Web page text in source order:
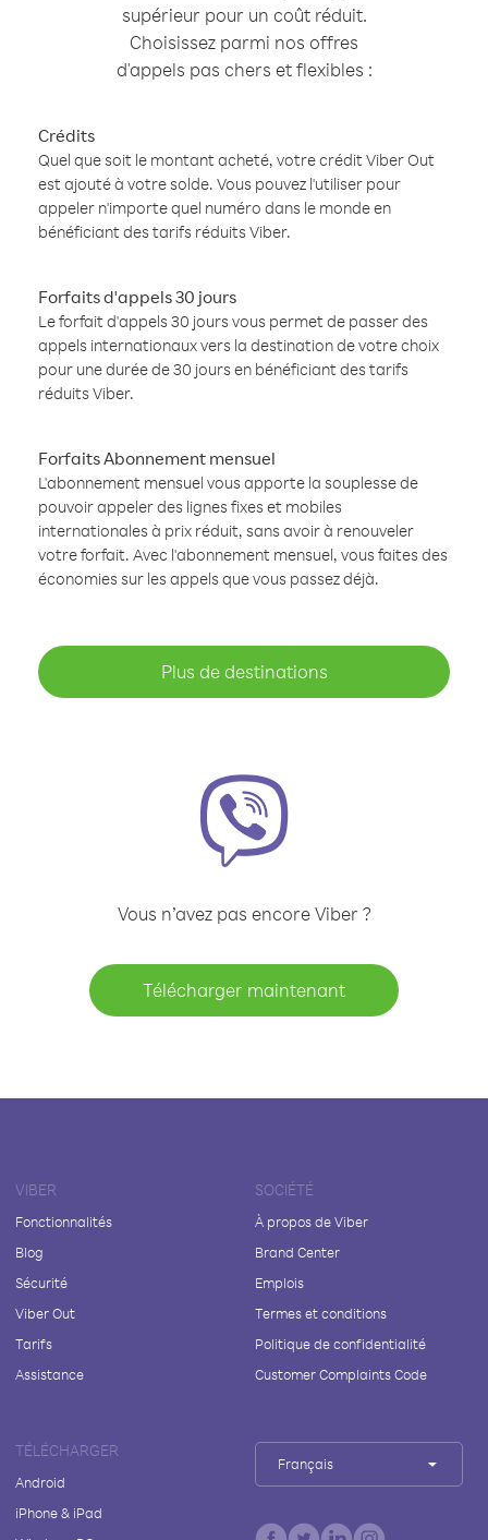
supérieur pour un coût réduit.
Choisissez parmi nos offres
d'appels pas chers et flexibles :
Crédits
Quel que soit le montant acheté, votre crédit Viber Out
est ajouté à votre solde. Vous pouvez l'utiliser pour
appeler n'importe quel numéro dans le monde en
bénéficiant des tarifs réduits Viber.
Forfaits d'appels 30 jours
Le forfait d'appels 30 jours vous permet de passer des
appels internationaux vers la destination de votre choix
pour une durée de 30 jours en bénéficiant des tarifs
réduits Viber.
Forfaits Abonnement mensuel
L'abonnement mensuel vous apporte la souplesse de
pouvoir appeler des lignes fixes et mobiles
internationales à prix réduit, sans avoir à renouveler
votre forfait. Avec l'abonnement mensuel, vous faites des
économies sur les appels que vous passez déjà.
Plus de destinations
Vous n’avez pas encore Viber ?
Télécharger maintenant
VIBER
Fonctionnalités
Blog
Sécurité
Viber Out
Tarifs
Assistance
SOCIÉTÉ
À propos de Viber
Brand Center
Emplois
Termes et conditions
Politique de confidentialité
Customer Complaints Code
TÉLÉCHARGER
Android
iPhone & iPad
Français